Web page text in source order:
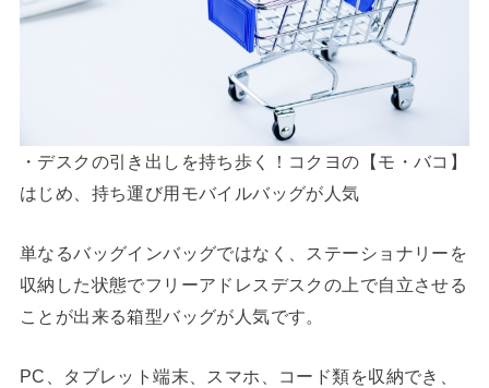
・デスクの引き出しを持ち歩く！コクヨの【モ・バコ】
はじめ、持ち運び用モバイルバッグが人気
単なるバッグインバッグではなく、ステーショナリーを
収納した状態でフリーアドレスデスクの上で自立させる
ことが出来る箱型バッグが人気です。
PC、タブレット端末、スマホ、コード類を収納でき、